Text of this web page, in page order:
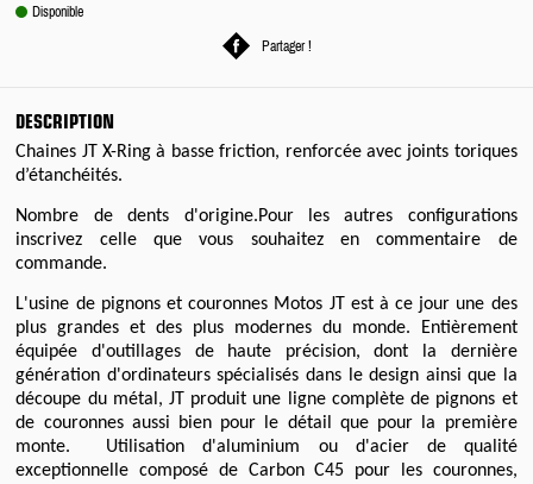
Disponible
Partager !
DESCRIPTION
Chaines JT X-Ring à basse friction, renforcée avec joints toriques
d’étanchéités.
Nombre de dents d'origine.Pour les autres configurations
inscrivez celle que vous souhaitez en commentaire de
commande.
L'usine de pignons et couronnes Motos JT est à ce jour une des
plus grandes et des plus modernes du monde. Entièrement
équipée d'outillages de haute précision, dont la dernière
génération d'ordinateurs spécialisés dans le design ainsi que la
découpe du métal, JT produit une ligne complète de pignons et
de couronnes aussi bien pour le détail que pour la première
monte. Utilisation d'aluminium ou d'acier de qualité
exceptionnelle composé de Carbon C45 pour les couronnes,